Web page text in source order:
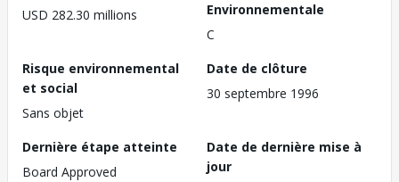
USD 282.30 millions
Environnementale
C
Risque environnemental
et social
Sans objet
Date de clôture
30 septembre 1996
Dernière étape atteinte
Board Approved
Date de dernière mise à
jour